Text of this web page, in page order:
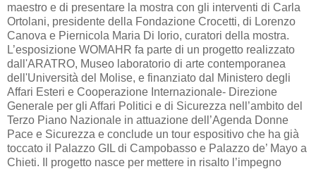
maestro e di presentare la mostra con gli interventi di Carla
Ortolani, presidente della Fondazione Crocetti, di Lorenzo
Canova e Piernicola Maria Di Iorio, curatori della mostra.
L’esposizione WOMAHR fa parte di un progetto realizzato
dall'ARATRO, Museo laboratorio di arte contemporanea
dell'Università del Molise, e finanziato dal Ministero degli
Affari Esteri e Cooperazione Internazionale- Direzione
Generale per gli Affari Politici e di Sicurezza nell’ambito del
Terzo Piano Nazionale in attuazione dell’Agenda Donne
Pace e Sicurezza e conclude un tour espositivo che ha già
toccato il Palazzo GIL di Campobasso e Palazzo de’ Mayo a
Chieti. Il progetto nasce per mettere in risalto l’impegno